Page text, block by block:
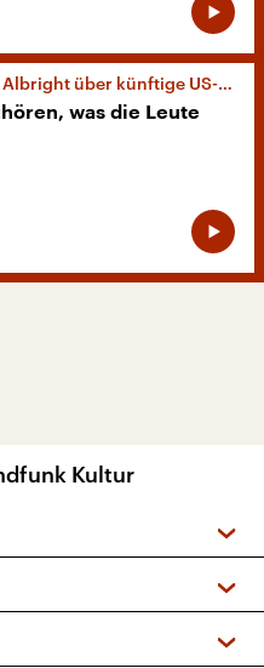
über künftige US-Politik
was die Leute
Kultur